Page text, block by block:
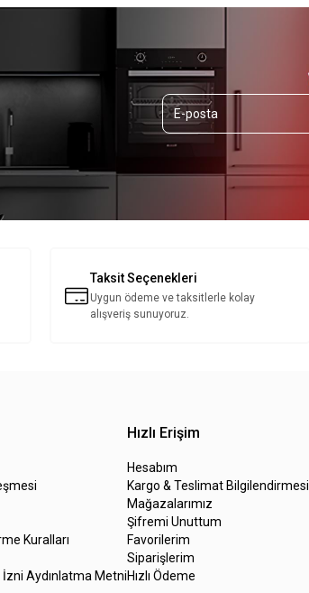
Taksit Seçenekleri
Uygun ödeme ve taksitlerle kolay
alışveriş sunuyoruz.
Kuralları
Aydınlatma Metni
Hızlı Erişim
Hesabım
Kargo & Teslimat Bilgilendirmesi
Mağazalarımız
Şifremi Unuttum
Favorilerim
Siparişlerim
Hızlı Ödeme